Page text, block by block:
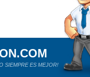
SIEMPRE ES MEJOR!